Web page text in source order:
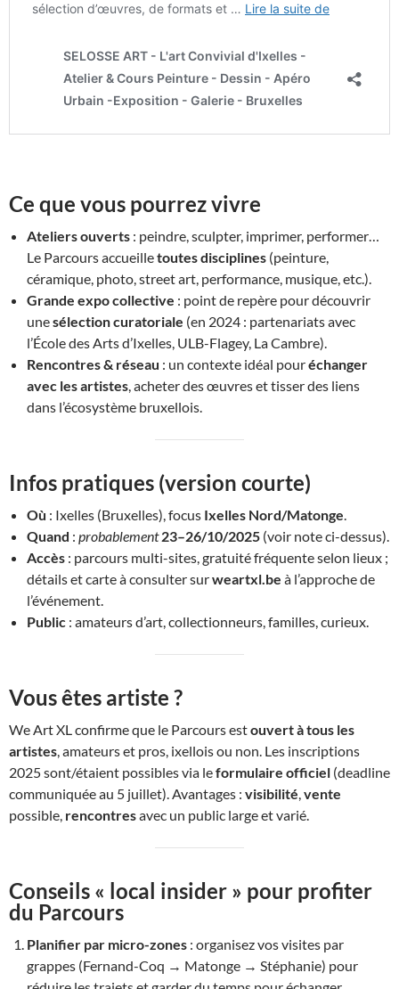
Ce que vous pourrez vivre
Ateliers ouverts : peindre, sculpter, imprimer, performer…
Le Parcours accueilletoutes disciplines (peinture,
céramique, photo, street art, performance, musique, etc.).
Grande expo collective : point de repère pour découvrir
unesélection curatoriale (en 2024 : partenariats avec
l’École des Arts d’Ixelles, ULB-Flagey, La Cambre).
Rencontres & réseau : un contexte idéal pouréchanger
avec les artistes , acheter des œuvres et tisser des liens
dans l’écosystème bruxellois.
Infos pratiques (version courte)
Où : Ixelles (Bruxelles), focus Ixelles Nord/Matonge
Quand : probablement 23–26/10/2025 (voir note ci-dessus).
Accès : parcours multi-sites, gratuité fréquente selon lieux ;
détails et carte à consulter surweartxl.be à l’approche de
l’événement.
Public : amateurs d’art, collectionneurs, familles, curieux.
Vous êtes artiste ?
We Art XL confirme que le Parcours estouvert à tous les
artistes , amateurs et pros, ixellois ou non. Les inscriptions
2025 sont/étaient possibles via leformulaire officiel (deadline
communiquée au 5 juillet). Avantages : visibilité vente
possible, rencontresavec un public large et varié.
Conseils « local insider » pour profiter
du Parcours
Planifier par micro-zones : organisez vos visites par
grappes (Fernand-Coq → Matonge → Stéphanie) pour